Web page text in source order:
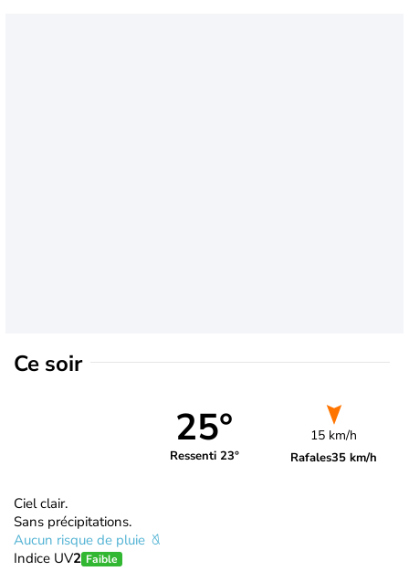
Ce soir
25°
Ressenti 23°
15 km/h
Rafales35 km/h
Ciel clair.
Sans précipitations.
Aucun risque de pluie
Indice UV2 Faible